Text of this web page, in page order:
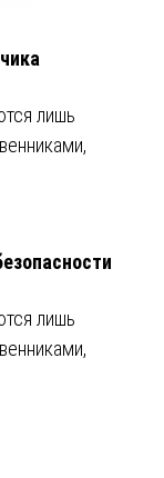
лишь
лишь